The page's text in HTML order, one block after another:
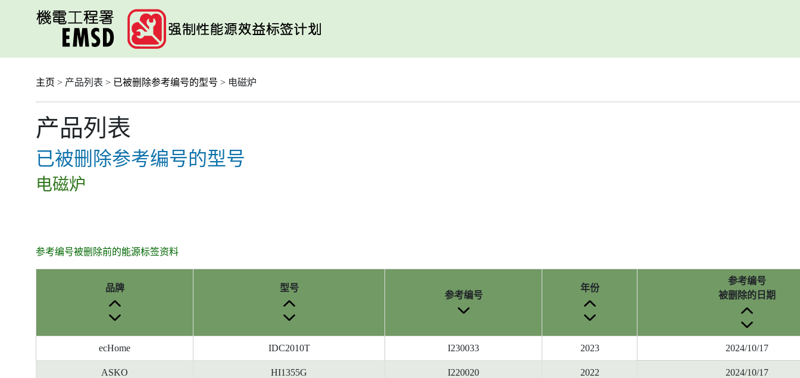
主页 > 产品列表 > 已被删除参考编号的型号 > 电磁炉
产品列表
已被删除参考编号的型号
电磁炉
参考编号被删除前的能源标签资料
品牌 型号
参考编号
年份
参考编号
被删除的日期
ecHome IDC2010T I230033 2023 2024/10/17
ASKO HI1355G I220020 2022 2024/10/17